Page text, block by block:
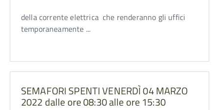
della corrente elettrica che renderanno gli uffici
temporaneamente ...
SEMAFORI SPENTI VENERDÌ 04 MARZO
2022 dalle ore 08:30 alle ore 15:30